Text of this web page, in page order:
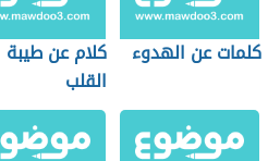
كلمات عن الهدوء
كلام عن طيبة
القلب